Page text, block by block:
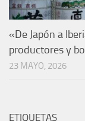
«De Japón a
productores y
23 MAYO, 2026
ETIQUETAS